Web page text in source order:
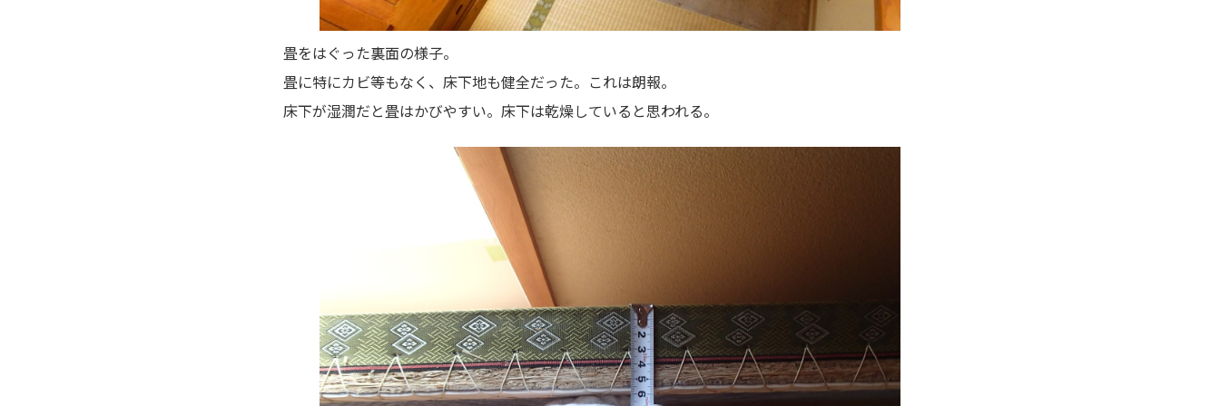
畳をはぐった裏面の様子。
畳に特にカビ等もなく、床下地も健全だった。これは朗報。
床下が湿潤だと畳はかびやすい。床下は乾燥していると思われる。